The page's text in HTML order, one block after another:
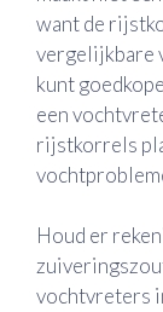
want de
vergelijkbare
kunt
een
rijstkorrels
Houd er
vochtvreters